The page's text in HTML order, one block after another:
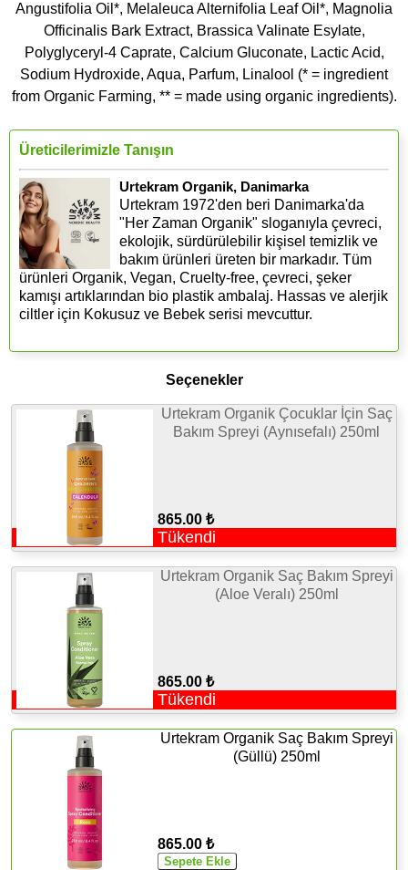
Angustifolia Oil*, Melaleuca Alternifolia Leaf Oil*, Magnolia
Officinalis Bark Extract, Brassica Valinate Esylate,
Polyglyceryl-4 Caprate, Calcium Gluconate, Lactic Acid,
Sodium Hydroxide, Aqua, Parfum, Linalool (* = ingredient
from Organic Farming, ** = made using organic ingredients).
Üreticilerimizle Tanışın
Urtekram Organik, Danimarka
Urtekram 1972'den beri Danimarka'da
"Her Zaman Organik" sloganıyla çevreci,
ekolojik, sürdürülebilir kişisel temizlik ve
bakım ürünleri üreten bir markadır. Tüm
ürünleri Organik, Vegan, Cruelty-free, çevreci, şeker
kamışı artıklarından bio plastik ambalaj. Hassas ve alerjik
ciltler için Kokusuz ve Bebek serisi mevcuttur.
Seçenekler
Urtekram Organik Çocuklar İçin Saç
Bakım Spreyi (Aynısefalı) 250ml
865.00 ₺
Tükendi
Urtekram Organik Saç Bakım Spreyi
(Aloe Veralı) 250ml
865.00 ₺
Tükendi
Urtekram Organik Saç Bakım Spreyi
(Güllü) 250ml
865.00 ₺